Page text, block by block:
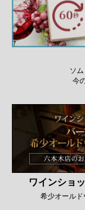
ソ
今
ワインショ
希少オール